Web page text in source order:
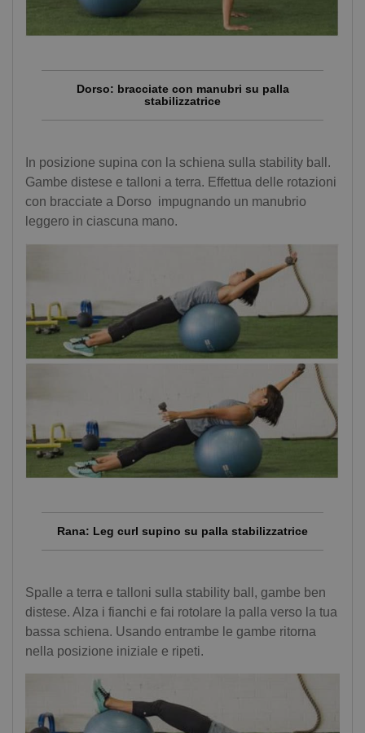
Dorso: bracciate con manubri su palla
stabilizzatrice
In posizione supina con la schiena sulla stability ball.
Gambe distese e talloni a terra. Effettua delle rotazioni
con bracciate a Dorso impugnando un manubrio
leggero in ciascuna mano.
Rana: Leg curl supino su palla stabilizzatrice
Spalle a terra e talloni sulla stability ball, gambe ben
distese. Alza i fianchi e fai rotolare la palla verso la tua
bassa schiena. Usando entrambe le gambe ritorna
nella posizione iniziale e ripeti.